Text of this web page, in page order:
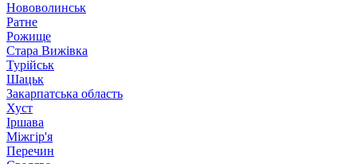
Нововолинськ
Ратне
Рожище
Стара Вижівка
Турійськ
Шацьк
Закарпатська область
Хуст
Іршава
Міжгір'я
Перечин